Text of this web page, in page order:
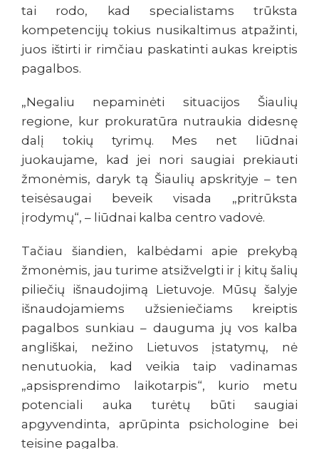
tai rodo, kad specialistams trūksta
kompetencijų tokius nusikaltimus atpažinti,
juos ištirti ir rimčiau paskatinti aukas kreiptis
pagalbos.
„Negaliu nepaminėti situacijos Šiaulių
regione, kur prokuratūra nutraukia didesnę
dalį tokių tyrimų. Mes net liūdnai
juokaujame, kad jei nori saugiai prekiauti
žmonėmis, daryk tą Šiaulių apskrityje – ten
teisėsaugai beveik visada „pritrūksta
įrodymų“, – liūdnai kalba centro vadovė.
Tačiau šiandien, kalbėdami apie prekybą
žmonėmis, jau turime atsižvelgti ir į kitų šalių
piliečių išnaudojimą Lietuvoje. Mūsų šalyje
išnaudojamiems užsieniečiams kreiptis
pagalbos sunkiau – dauguma jų vos kalba
angliškai, nežino Lietuvos įstatymų, nė
nenutuokia, kad veikia taip vadinamas
„apsisprendimo laikotarpis“, kurio metu
potenciali auka turėtų būti saugiai
apgyvendinta, aprūpinta psichologine bei
teisine pagalba.